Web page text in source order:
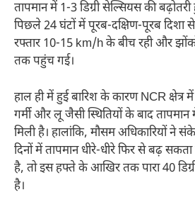
तापमान में 1-3 डिग्री सेल्सियस की
पिछले 24 घंटों में पूरब-दक्षिण-पूरब दिशा
रफ्तार 10-15 km/h के बीच रही और
तक पहुंच गई।
हाल ही में हुई बारिश के कारण NCR क्षेत्र
गर्मी और लू जैसी स्थितियों के बाद
मिली है। हालांकि, मौसम अधिकारियों ने
दिनों में तापमान धीरे-धीरे फिर से बढ़
है, तो इस हफ्ते के आखिर तक पारा 40
है।